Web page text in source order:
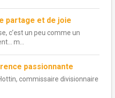
partage et de joie
c’est un peu comme un
m...
passionnante
commissaire divisionnaire